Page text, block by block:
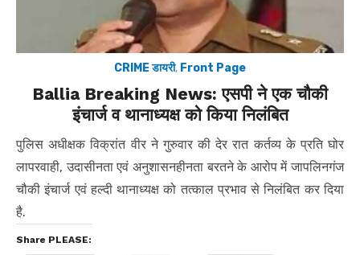
CRIME डायरी, Front Page
Ballia Breaking News: एसपी ने एक चौकी
इंचार्ज व थानाध्यक्ष को किया निलंबित
पुलिस अधीक्षक विक्रांत वीर ने गुरुवार की देर रात कर्तव्य के प्रति घोर
लापरवाही, उदासीनता एवं अनुशासनहीनता बरतने के आरोप में जापलिनगंज
चौकी इंचार्ज एवं हल्दी थानाध्यक्ष को तत्काल प्रभाव से निलंबित कर दिया
है.
Share PLEASE: